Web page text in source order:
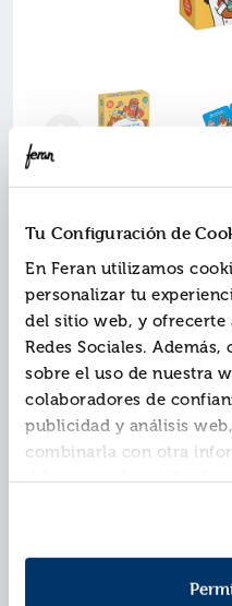
Tu Configuración de
En Feran utilizamos
personalizar tu
del sitio web, y ofrecerte
Redes Sociales.
sobre el uso de nuestra
colaboradores de
publicidad y análisis
combinarla con otra
del uso que hayas hecho
consentimiento en
información consulta la
Política de Privacidad.
Ref.XTH-THG66
EAN13:5600779478113
Marca:The Happy Gang
Contiene 50 tarjetas.
Dimensiones del
Indicado a partir de 2
Descubre desde las
Compara y relaciona las
que quieres ser de
Redescubre un juego